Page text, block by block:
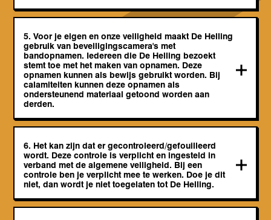
5. Voor je eigen en onze veiligheid maakt De Helling
gebruik van beveiligingscamera's met
bandopnamen. Iedereen die De Helling bezoekt
stemt toe met het maken van opnamen. Deze
opnamen kunnen als bewijs gebruikt worden. Bij
calamiteiten kunnen deze opnamen als
ondersteunend materiaal getoond worden aan
derden.
6. Het kan zijn dat er gecontroleerd/gefouilleerd
wordt. Deze controle is verplicht en ingesteld in
verband met de algemene veiligheid. Bij een
controle ben je verplicht mee te werken. Doe je dit
niet, dan wordt je niet toegelaten tot De Helling.